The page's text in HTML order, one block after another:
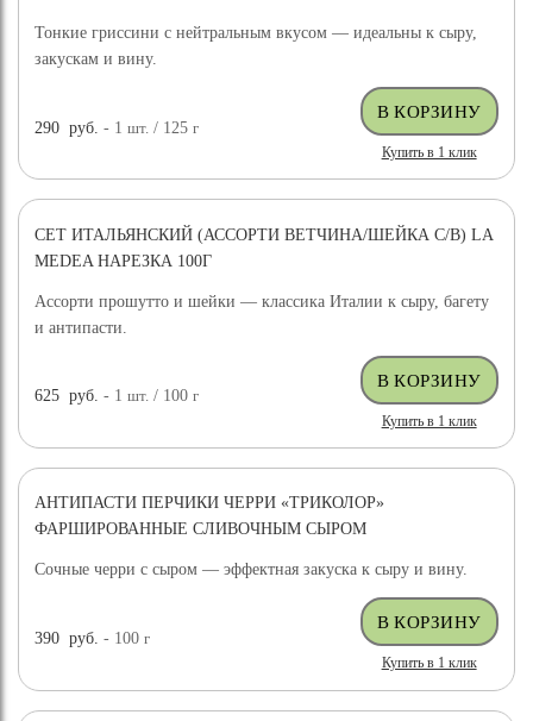
Тонкие гриссини с нейтральным вкусом — идеальны к сыру,
закускам и вину.
290 руб. - 1шт. / 125г
Купить в 1 клик
СЕТ ИТАЛЬЯНСКИЙ (АССОРТИ ВЕТЧИНА/ШЕЙКА С/В) LA
MEDEA НАРЕЗКА 100Г
Ассорти прошутто и шейки — классика Италии к сыру, багету
и антипасти.
625 руб. - 1шт. / 100г
Купить в 1 клик
АНТИПАСТИ ПЕРЧИКИ ЧЕРРИ «ТРИКОЛОР»
ФАРШИРОВАННЫЕ СЛИВОЧНЫМ СЫРОМ
Сочные черри с сыром — эффектная закуска к сыру и вину.
390 руб. - 100г
Купить в 1 клик